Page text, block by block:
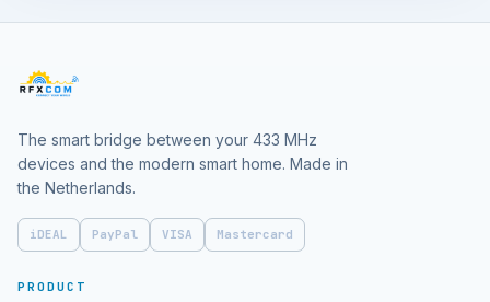
The smart bridge between your 433 MHz
devices and the modern smart home. Made in
the Netherlands.
iDEAL PayPal VISA Mastercard
PRODUCT